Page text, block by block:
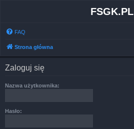
FSGK.PL
FAQ
Strona główna
Zaloguj się
Nazwa użytkownika:
Hasło: